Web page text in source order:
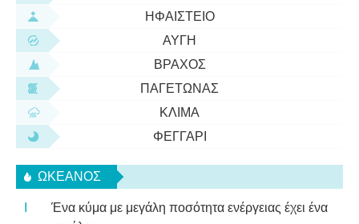
ΗΦΑΊΣΤΕΙΟ
ΑΥΓΉ
ΒΡΆΧΟΣ
ΠΑΓΕΤΏΝΑΣ
ΚΛΊΜΑ
ΦΕΓΓΆΡΙ
ΩΚΕΑΝΌΣ
Ένα κύμα με μεγάλη ποσότητα ενέργειας έχει ένα